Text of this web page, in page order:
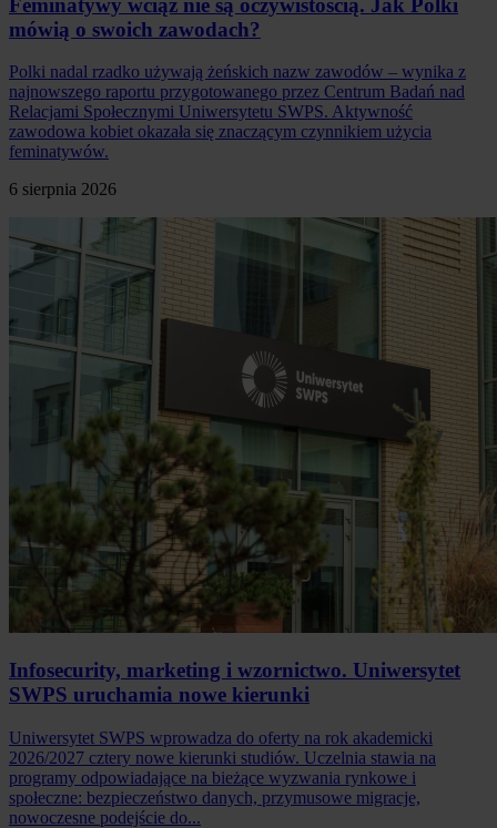
mówią o swoich zawodach?
Polki nadal rzadko używają żeńskich nazw zawodów – wynika z
najnowszego raportu przygotowanego przez Centrum Badań nad
Relacjami Społecznymi Uniwersytetu SWPS. Aktywność
zawodowa kobiet okazała się znaczącym czynnikiem użycia
feminatywów.
6 sierpnia 2026
Infosecurity, marketing i wzornictwo. Uniwersytet
SWPS uruchamia nowe kierunki
Uniwersytet SWPS wprowadza do oferty na rok akademicki
2026/2027 cztery nowe kierunki studiów. Uczelnia stawia na
programy odpowiadające na bieżące wyzwania rynkowe i
społeczne: bezpieczeństwo danych, przymusowe migracje,
nowoczesne podejście do...